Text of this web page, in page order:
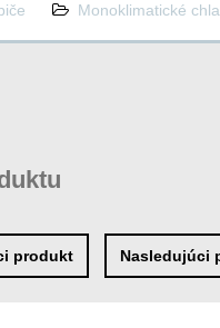
Monoklimatické
Buďte prvý!
produkt Nasledujúci